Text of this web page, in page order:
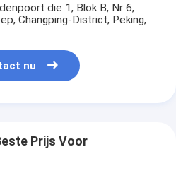
die 1, Blok B, Nr 6,
Changping-District, Peking,
nu
Prijs Voor